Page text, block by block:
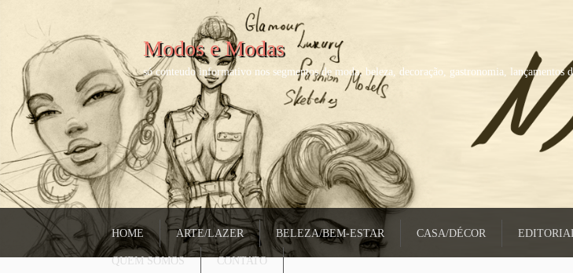
Modos e Modas
só conteudo informativo nos segmentos de moda, beleza, decoração, gastronomia, lançamentos
HOME ARTE/LAZER BELEZA/BEM-ESTAR CASA/DÉCOR
QUEM SOMOS CONTATO